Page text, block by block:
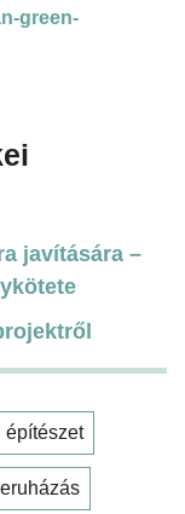
green-
javítására –
építészet